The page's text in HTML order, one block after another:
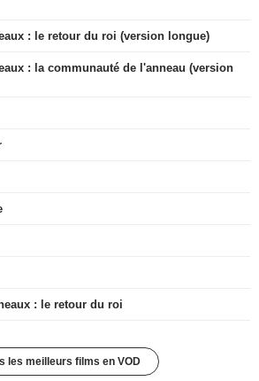
: le retour du roi (version longue)
: la communauté de l'anneau (version
: le retour du roi
les meilleurs films en VOD